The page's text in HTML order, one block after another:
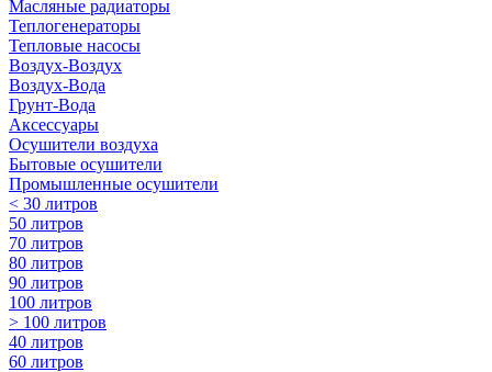
Масляные радиаторы
Теплогенераторы
Тепловые насосы
Воздух-Воздух
Воздух-Вода
Грунт-Вода
Аксессуары
Осушители воздуха
Бытовые осушители
Промышленные осушители
< 30 литров
50 литров
70 литров
80 литров
90 литров
100 литров
> 100 литров
40 литров
60 литров